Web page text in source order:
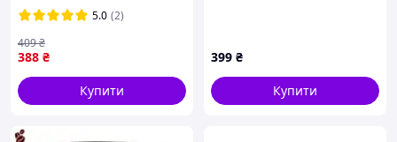
5.0 (2)
388 ₴
409₴
Купити
399 ₴
Купити